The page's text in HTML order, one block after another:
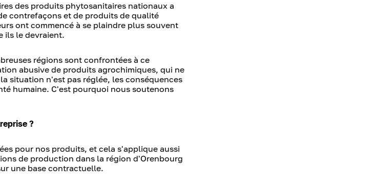
des produits phytosanitaires nationaux a
contrefaçons et de produits de qualité
ont commencé à se plaindre plus souvent
ils le devraient.
régions sont confrontées à ce
abusive de produits agrochimiques, qui ne
situation n'est pas réglée, les conséquences
humaine. C'est pourquoi nous soutenons
?
pour nos produits, et cela s'applique aussi
de production dans la région d'Orenbourg
une base contractuelle.